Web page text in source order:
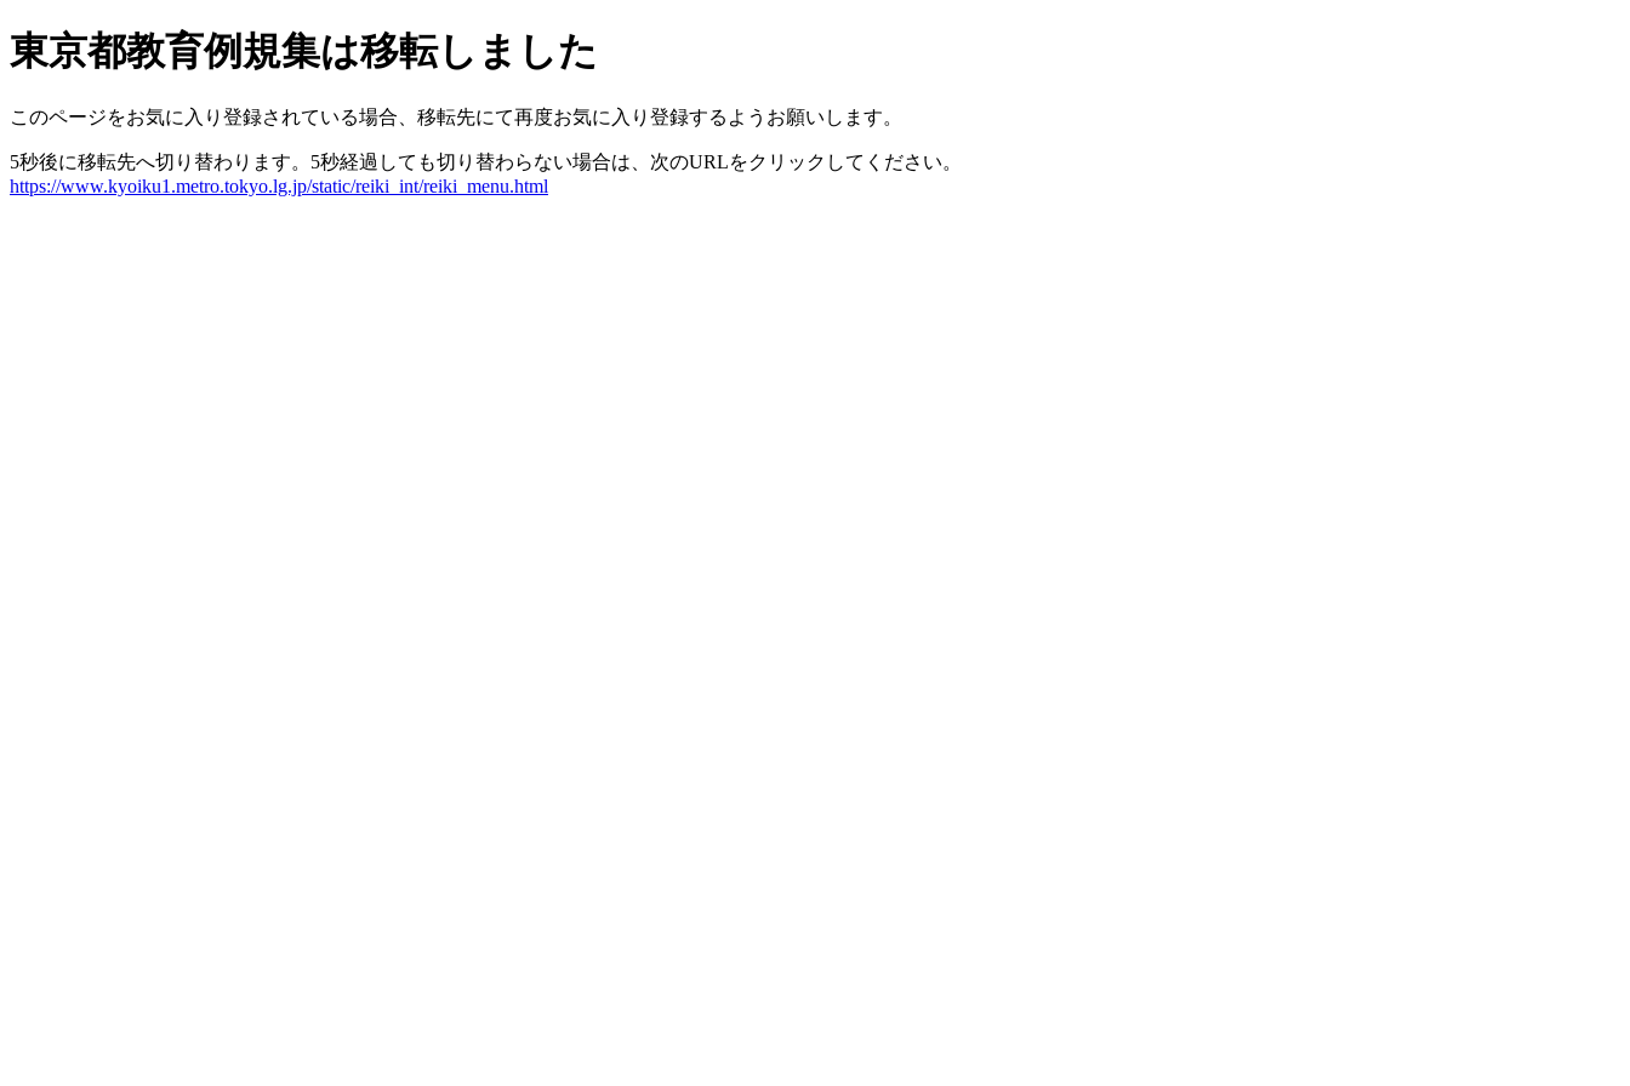
東京都教育例規集は移転しました
このページをお気に入り登録されている場合、移転先にて再度お気に入り登録するようお願いします。
5秒後に移転先へ切り替わります。5秒経過しても切り替わらない場合は、次のURLをクリックしてください。
https://www.kyoiku1.metro.tokyo.lg.jp/static/reiki_int/reiki_menu.html